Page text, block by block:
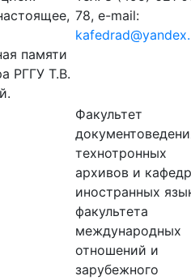
памяти
РГГУ Т.В.
78, e-mail:
Факультет
технотронных
архивов и
иностранных
факультета
международных
отношений и
зарубежного